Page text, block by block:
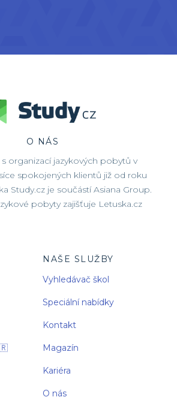
O NÁS
organizací jazykových pobytů v
spokojených klientů již od roku
Study.cz je součástí Asiana Group.
pobyty zajišťuje Letuska.cz
NAŠE SLUŽBY
Vyhledávač škol
Speciální nabídky
Kontakt
Magazín
Kariéra
O nás